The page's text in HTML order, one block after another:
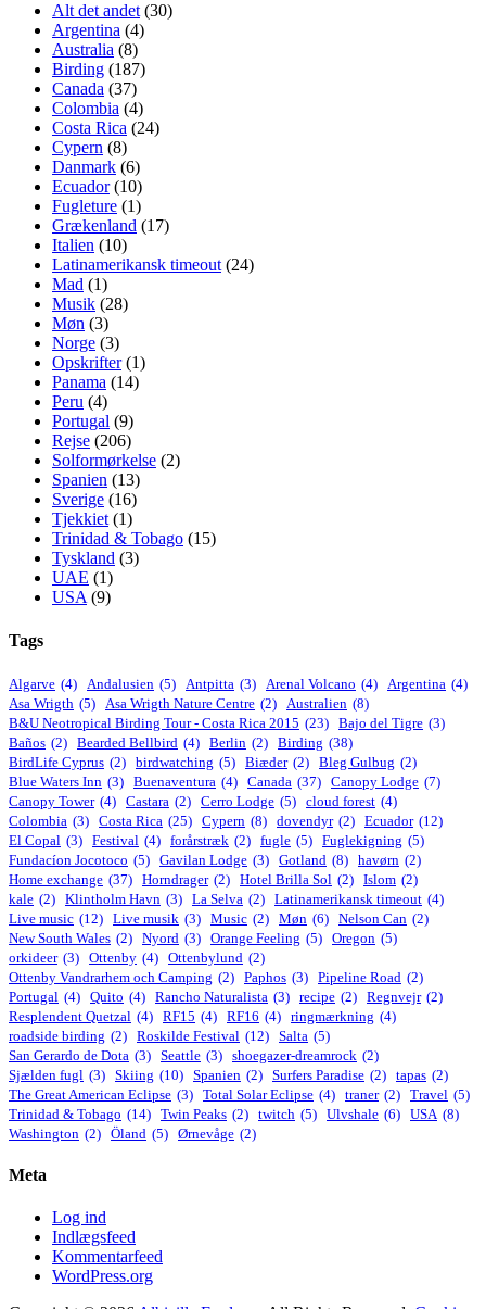
Alt det andet (30)
Argentina (4)
Australia (8)
Birding (187)
Canada (37)
Colombia (4)
Costa Rica (24)
Cypern (8)
Danmark (6)
Ecuador(10)
Fugleture (1)
Grækenland (17)
Italien (10)
Latinamerikansk timeout (24)
Mad (1)
Musik (28)
Møn (3)
Norge (3)
Opskrifter(1)
Panama (14)
Peru (4)
Portugal (9)
Rejse (206)
Solformørkelse (2)
Spanien (13)
Sverige (16)
Tjekkiet (1)
Trinidad & Tobago (15)
Tyskland (3)
UAE (1)
USA (9)
Tags
Algarve (4) Andalusien (5) Antpitta (3) Arenal Volcano (4) Argentina (4)
Asa Wrigth (5) Asa Wrigth Nature Centre (2) Australien (8)
B&U Neotropical Birding Tour - Costa Rica 2015 (23) Bajo del Tigre (3)
Baños (2) Bearded Bellbird (4) Berlin (2) Birding (38)
BirdLife Cyprus (2) birdwatching (5) Biæder (2) Bleg Gulbug (2)
Blue Waters Inn (3) Buenaventura (4) Canada (37) Canopy Lodge (7)
Canopy Tower (4) Castara (2) Cerro Lodge (5) cloud forest (4)
Colombia (3) Costa Rica (25) Cypern (8) dovendyr (2) Ecuador (12)
El Copal (3) Festival (4) forårstræk (2) fugle (5) Fuglekigning (5)
Fundacíon Jocotoco (5) Gavilan Lodge (3) Gotland (8) havørn (2)
Home exchange (37) Horndrager (2) Hotel Brilla Sol (2) Islom (2)
kale (2) Klintholm Havn (3) La Selva (2) Latinamerikansk timeout (4)
Live music (12) Live musik (3) Music (2) Møn (6) Nelson Can (2)
New South Wales (2) Nyord (3) Orange Feeling (5) Oregon (5)
orkideer (3) Ottenby (4) Ottenbylund (2)
Ottenby Vandrarhem och Camping (2) Paphos (3) Pipeline Road (2)
Portugal (4) Quito (4) Rancho Naturalista (3) recipe (2) Regnvejr (2)
Resplendent Quetzal (4) RF15 (4) RF16 (4) ringmærkning (4)
roadside birding (2) Roskilde Festival (12) Salta (5)
San Gerardo de Dota (3) Seattle (3) shoegazer-dreamrock (2)
Sjælden fugl (3) Skiing (10) Spanien (2) Surfers Paradise (2) tapas (2)
The Great American Eclipse (3) Total Solar Eclipse (4) traner (2) Travel (5)
Trinidad & Tobago (14) Twin Peaks (2) twitch (5) Ulvshale (6) USA (8)
Washington (2) Öland (5) Ørnevåge (2)
Meta
Log ind
Indlægsfeed
Kommentarfeed
WordPress.org